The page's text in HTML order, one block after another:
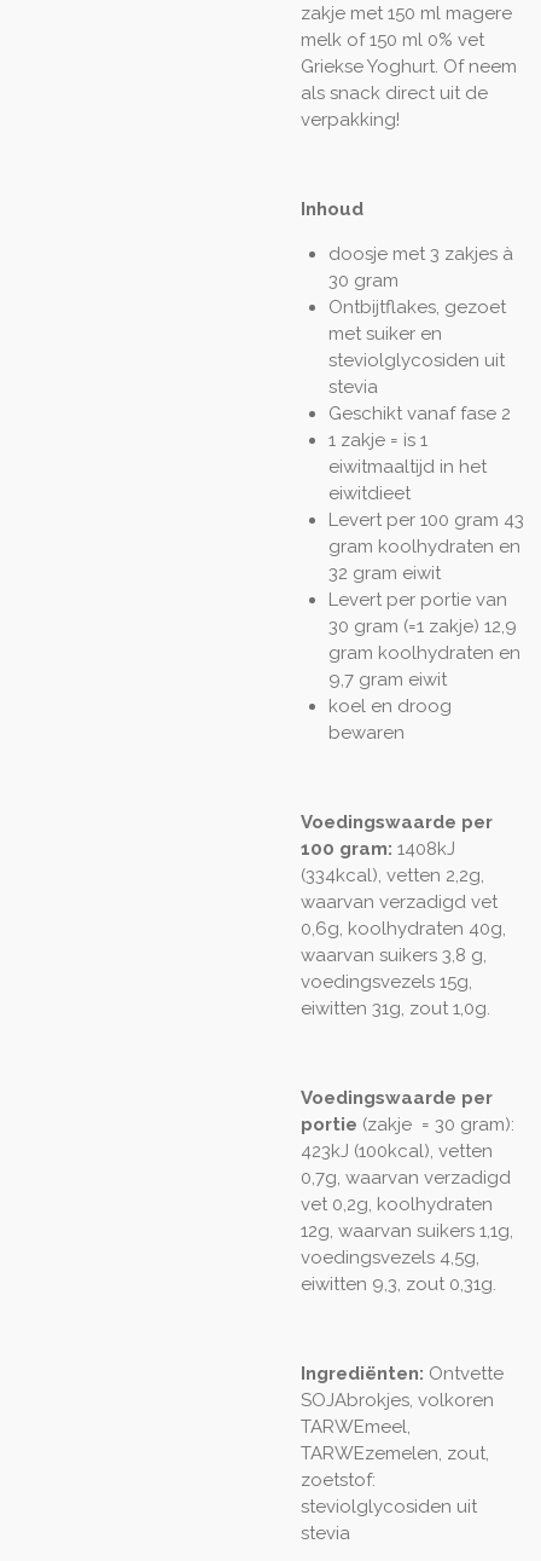
zakje met 150 ml magere
melk of 150 ml 0% vet
Griekse Yoghurt. Of neem
als snack direct uit de
verpakking!
Inhoud
doosje met 3 zakjes à
30 gram
Ontbijtflakes, gezoet
met suiker en
steviolglycosiden uit
stevia
Geschikt vanaf fase 2
1 zakje = is 1
eiwitmaaltijd in het
eiwitdieet
Levert per 100 gram 43
gram koolhydraten en
32 gram eiwit
Levert per portie van
30 gram (=1 zakje) 12,9
gram koolhydraten en
9,7 gram eiwit
koel en droog
bewaren
Voedingswaarde per
100 gram: 1408kJ
(334kcal), vetten 2,2g,
waarvan verzadigd vet
0,6g, koolhydraten 40g,
waarvan suikers 3,8 g,
voedingsvezels 15g,
eiwitten 31g, zout 1,0g.
Voedingswaarde per
portie (zakje = 30 gram):
423kJ (100kcal), vetten
0,7g, waarvan verzadigd
vet 0,2g, koolhydraten
12g, waarvan suikers 1,1g,
voedingsvezels 4,5g,
eiwitten 9,3, zout 0,31g.
Ingrediënten: Ontvette
SOJAbrokjes, volkoren
TARWEmeel,
TARWEzemelen, zout,
zoetstof:
steviolglycosiden uit
stevia